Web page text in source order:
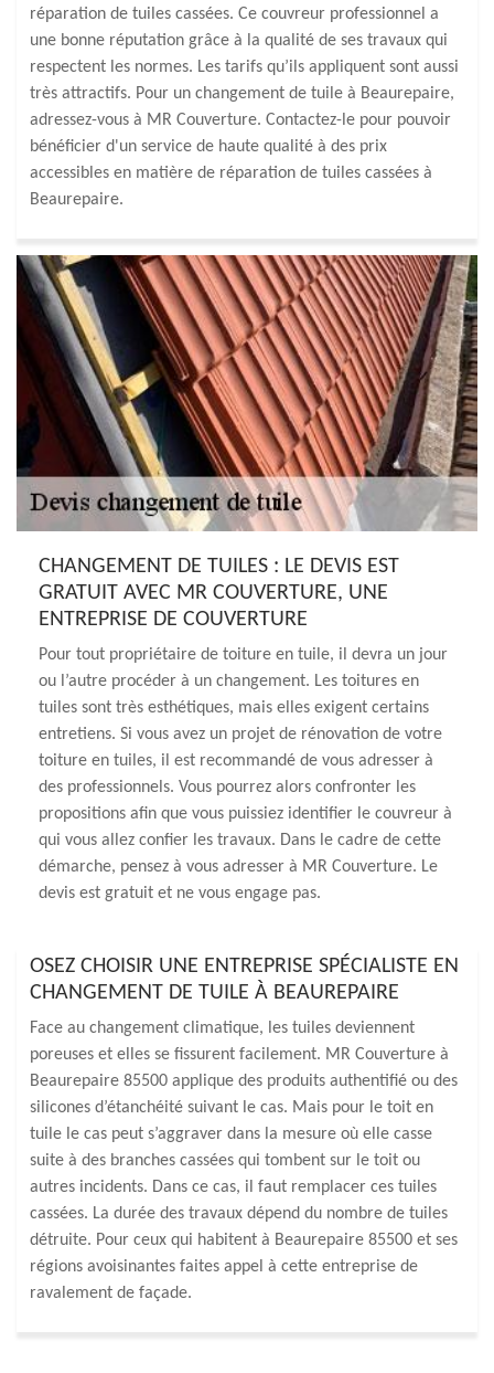
réparation de tuiles cassées. Ce couvreur professionnel a
une bonne réputation grâce à la qualité de ses travaux qui
respectent les normes. Les tarifs qu’ils appliquent sont aussi
très attractifs. Pour un changement de tuile à Beaurepaire,
adressez-vous à MR Couverture. Contactez-le pour pouvoir
bénéficier d'un service de haute qualité à des prix
accessibles en matière de réparation de tuiles cassées à
Beaurepaire.
CHANGEMENT DE TUILES : LE DEVIS EST
GRATUIT AVEC MR COUVERTURE, UNE
ENTREPRISE DE COUVERTURE
Pour tout propriétaire de toiture en tuile, il devra un jour
ou l’autre procéder à un changement. Les toitures en
tuiles sont très esthétiques, mais elles exigent certains
entretiens. Si vous avez un projet de rénovation de votre
toiture en tuiles, il est recommandé de vous adresser à
des professionnels. Vous pourrez alors confronter les
propositions afin que vous puissiez identifier le couvreur à
qui vous allez confier les travaux. Dans le cadre de cette
démarche, pensez à vous adresser à MR Couverture. Le
devis est gratuit et ne vous engage pas.
OSEZ CHOISIR UNE ENTREPRISE SPÉCIALISTE EN
CHANGEMENT DE TUILE À BEAUREPAIRE
Face au changement climatique, les tuiles deviennent
poreuses et elles se fissurent facilement. MR Couverture à
Beaurepaire 85500 applique des produits authentifié ou des
silicones d’étanchéité suivant le cas. Mais pour le toit en
tuile le cas peut s’aggraver dans la mesure où elle casse
suite à des branches cassées qui tombent sur le toit ou
autres incidents. Dans ce cas, il faut remplacer ces tuiles
cassées. La durée des travaux dépend du nombre de tuiles
détruite. Pour ceux qui habitent à Beaurepaire 85500 et ses
régions avoisinantes faites appel à cette entreprise de
ravalement de façade.